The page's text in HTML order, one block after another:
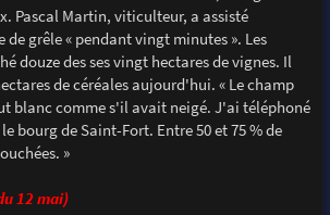
Pascal Martin, viticulteur, a assisté
grêle « pendant vingt minutes ». Les
douze des ses vingt hectares de vignes. Il
de céréales aujourd'hui. « Le champ
blanc comme s'il avait neigé. J'ai téléphoné
bourg de Saint-Fort. Entre 50 et 75 % de
»
12 mai)